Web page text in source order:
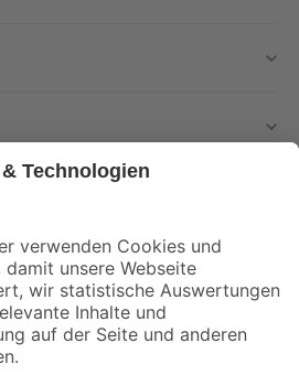
und Aktionen mehr verpassen!